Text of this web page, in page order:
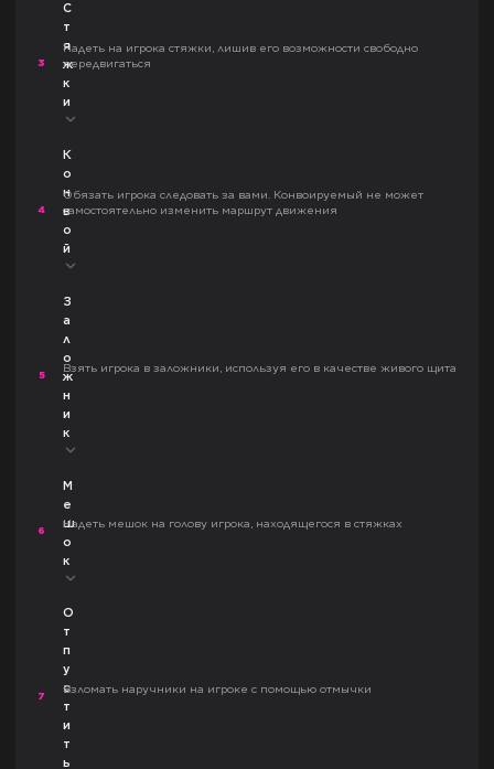
3
С
т
я
ж
к
и
Надеть на игрока стяжки, лишив его возможности свободно
передвигаться
4
К
о
н
в
о
й
Обязать игрока следовать за вами. Конвоируемый не может
самостоятельно изменить маршрут движения
5
З
а
л
о
ж
н
и
к
Взять игрока в заложники, используя его в качестве живого щита
6
М
е
ш
о
к
Надеть мешок на голову игрока, находящегося в стяжках
7
О
т
п
у
с
т
и
т
ь
Взломать наручники на игроке с помощью отмычки